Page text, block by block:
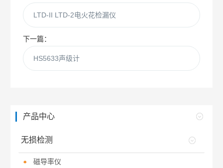
LTD-II LTD-2电火花检漏仪
下一篇：
HS5633声级计
产品中心
无损检测
磁导率仪